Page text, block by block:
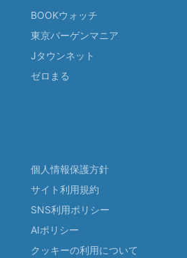
BOOKウォッチ
東京バーゲンマニア
Jタウンネット
ゼロまる
個人情報保護方針
サイト利用規約
SNS利用ポリシー
AIポリシー
クッキーの利用について